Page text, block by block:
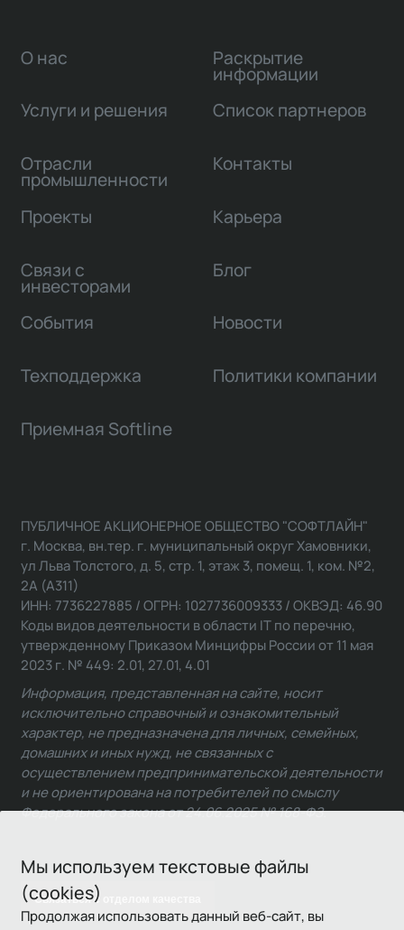
Мы используем текстовые файлы
(cookies)
Продолжая использовать данный веб-сайт, вы
О нас
Услуги и решения
Отрасли
промышленности
Проекты
Связи с
инвесторами
Раскрытие
информации
Список партнеров
Контакты
Карьера
Блог
События Новости
Техподдержка Политики компании
Приемная Softline
Связаться с отделом качества
ПУБЛИЧНОЕ АКЦИОНЕРНОЕ ОБЩЕСТВО "СОФТЛАЙН"
г. Москва, вн.тер. г. муниципальный округ Хамовники,
ул Льва Толстого, д. 5, стр. 1, этаж 3, помещ. 1, ком. №2,
2А (А311)
ИНН: 7736227885 / ОГРН: 1027736009333 / ОКВЭД: 46.90
Коды видов деятельности в области IT по перечню,
утвержденному Приказом Минцифры России от 11 мая
2023 г. № 449: 2.01, 27.01, 4.01
Информация, представленная на сайте, носит
исключительно справочный и ознакомительный
характер, не предназначена для личных, семейных,
домашних и иных нужд, не связанных с
осуществлением предпринимательской деятельности
и не ориентирована на потребителей по смыслу
Федерального закона от 24.06.2025 № 168-ФЗ.